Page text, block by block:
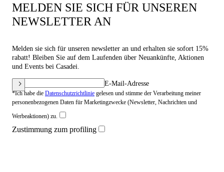
MELDEN SIE SICH FÜR UNSEREN
NEWSLETTER AN
Melden sie sich für unseren newsletter an und erhalten sie sofort 15%
rabatt! Bleiben Sie auf dem Laufenden über Neuankünfte, Aktionen
und Events bei Casadei.
E-Mail-Adresse
*Ich habe die Datenschutzrichtlinie gelesen und stimme der Verarbeitung meiner
personenbezogenen Daten für Marketingzwecke (Newsletter, Nachrichten und
Werbeaktionen) zu.
Zustimmung zum profiling